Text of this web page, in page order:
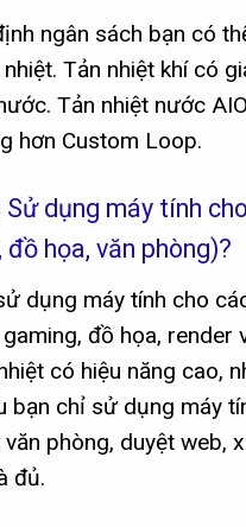
ngân sách bạn có
Tản nhiệt khí có
Tản nhiệt nước
hơn Custom Loop.
Sử dụng máy tính
đồ họa, văn phòng)?
dụng máy tính cho
đồ họa, render
có hiệu năng cao,
bạn chỉ sử dụng máy
phòng, duyệt web,
đủ.